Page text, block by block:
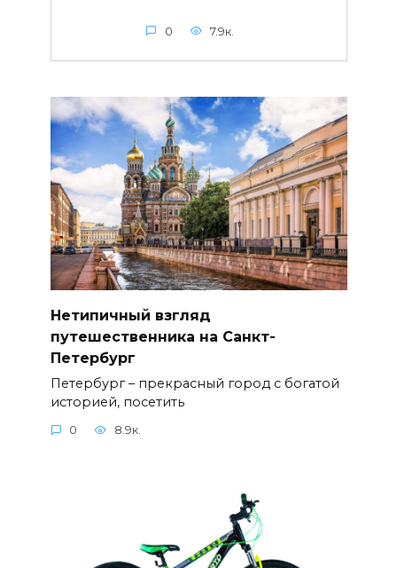
0 7.9к.
Нетипичный взгляд
путешественника на Санкт-
Петербург
Петербург – прекрасный город с богатой
историей, посетить
0 8.9к.